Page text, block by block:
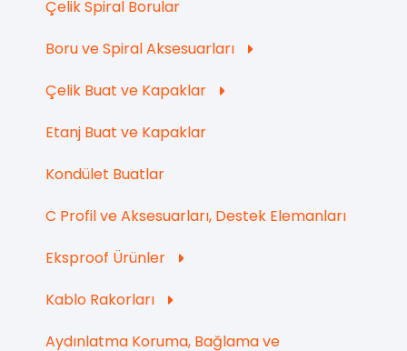
Çelik Spiral Borular
Boru ve Spiral Aksesuarları
Çelik Buat ve Kapaklar
Etanj Buat ve Kapaklar
Kondület Buatlar
C Profil ve Aksesuarları, Destek Elemanları
Eksproof Ürünler
Kablo Rakorları
Aydınlatma Koruma, Bağlama ve